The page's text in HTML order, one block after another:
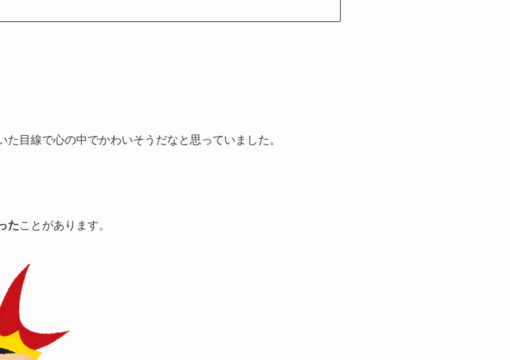
目線で心の中でかわいそうだなと思っていました。
たことがあります。